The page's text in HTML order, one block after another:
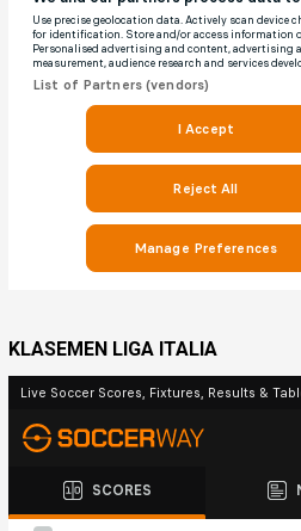
KLASEMEN LIGA ITALIA